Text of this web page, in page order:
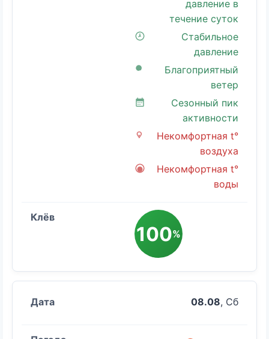
давление в
течение суток
Стабильное
давление
Благоприятный
ветер
Сезонный пик
активности
Некомфортная t°
воздуха
Некомфортная t°
воды
100%
08.08, Сб